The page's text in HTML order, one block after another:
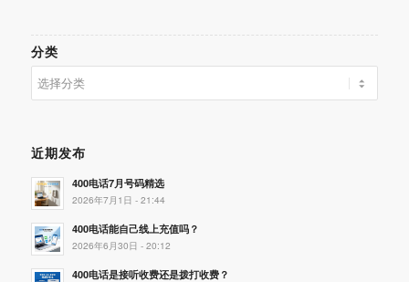
分类
类
近期发布
400电话7月号码精选
2026年7月1日 - 21:44
400电话能自己线上充值吗？
2026年6月30日 - 20:12
400电话是接听收费还是拨打收费？